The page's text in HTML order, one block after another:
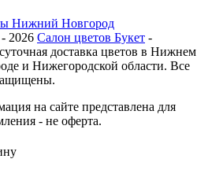
2026 Салон цветов Букет -
доставка цветов в Нижнем
и Нижегородской области. Все
на сайте представлена для
- не оферта.